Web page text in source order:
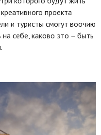
проекта
и туристы смогут воочию
себе, каково это – быть